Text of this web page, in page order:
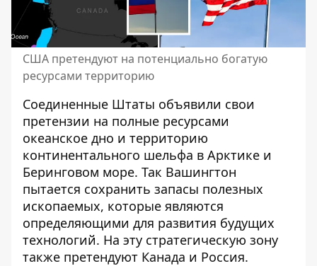
США претендуют на потенциально богатую
ресурсами территорию
Соединенные Штаты объявили свои
претензии на полные ресурсами
океанское дно и территорию
континентального шельфа в Арктике и
Беринговом море. Так Вашингтон
пытается сохранить запасы полезных
ископаемых, которые являются
определяющими для развития будущих
технологий. На эту стратегическую зону
также претендуют Канада и Россия.